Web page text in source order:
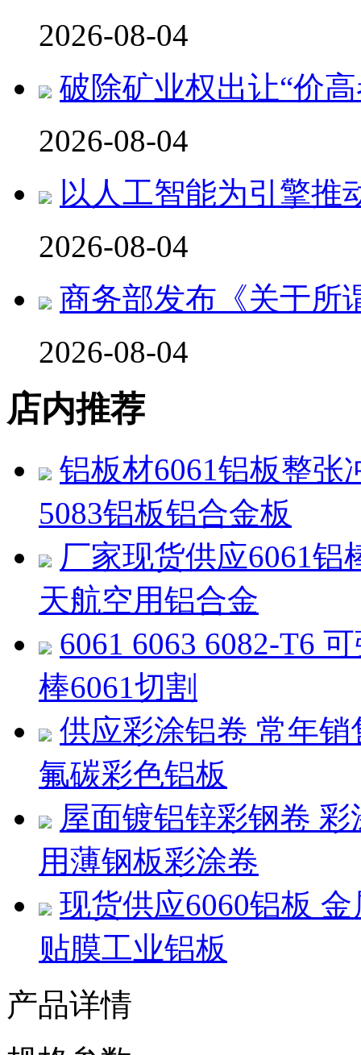
2026-08-04
破除矿业权出让“价
2026-08-04
以人工智能为引擎推
2026-08-04
商务部发布《关于所
2026-08-04
店内推荐
铝板材6061铝板整张
5083铝板铝合金板
厂家现货供应6061铝
天航空用铝合金
6061 6063 6082-T6
棒6061切割
供应彩涂铝卷 常年
氟碳彩色铝板
屋面镀铝锌彩钢卷
用薄钢板彩涂卷
现货供应6060铝板
贴膜工业铝板
产品详情